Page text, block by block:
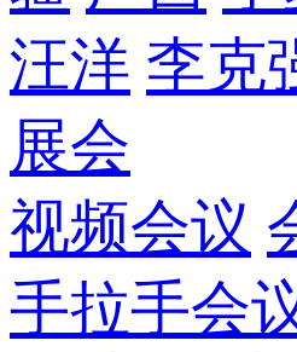
汪洋 李克
展会
视频会议
手拉手会